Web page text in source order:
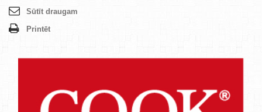
Sūtīt draugam
Printēt